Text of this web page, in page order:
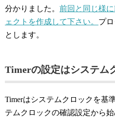
分かりました。 前回と同じ様に
ェクトを作成して下さい。 プ
とします。
Timerの設定はシステム
Timerはシステムクロックを基
テムクロックの確認設定から